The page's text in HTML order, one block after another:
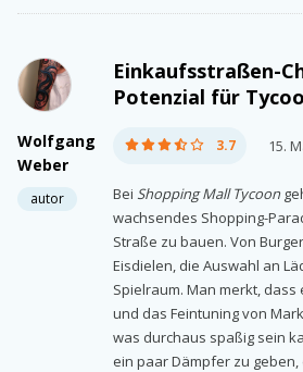
Wolfgang
Weber
autor
Einkaufsstraßen-
Potenzial für
3.7 15.
Bei Shopping Mall Tycoon
wachsendes Shopping-
Straße zu bauen. Von
Eisdielen, die Auswahl an
Spielraum. Man merkt,
und das Feintuning von
was durchaus spaßig sein
ein paar Dämpfer zu